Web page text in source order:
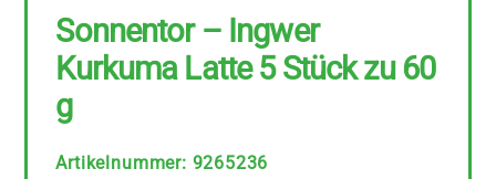
Sonnentor – Ingwer
Kurkuma Latte 5 Stück zu 60
g
Artikelnummer: 9265236